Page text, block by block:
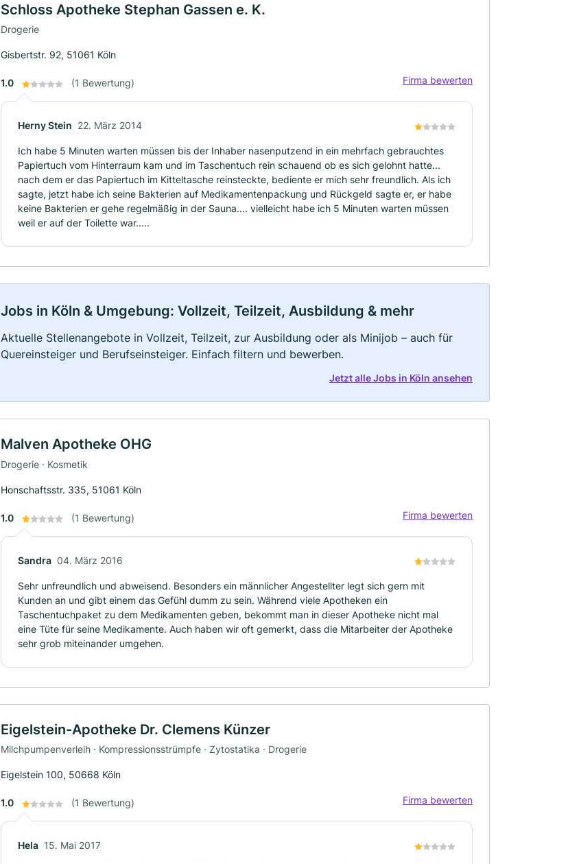
Schloss Apotheke Stephan Gassen e. K.
Drogerie
Gisbertstr. 92, 51061 Köln
1.0 (1 Bewertung) Firma bewerten
Herny Stein 22. März 2014
Ich habe 5 Minuten warten müssen bis der Inhaber nasenputzend in ein mehrfach gebrauchtes
Papiertuch vom Hinterraum kam und im Taschentuch rein schauend ob es sich gelohnt hatte...
nach dem er das Papiertuch im Kitteltasche reinsteckte, bediente er mich sehr freundlich. Als ich
sagte, jetzt habe ich seine Bakterien auf Medikamentenpackung und Rückgeld sagte er, er habe
keine Bakterien er gehe regelmäßig in der Sauna.... vielleicht habe ich 5 Minuten warten müssen
weil er auf der Toilette war.....
Jobs in Köln & Umgebung: Vollzeit, Teilzeit, Ausbildung & mehr
Aktuelle Stellenangebote in Vollzeit, Teilzeit, zur Ausbildung oder als Minijob – auch für
Quereinsteiger und Berufseinsteiger. Einfach filtern und bewerben.
Jetzt alle Jobs in Köln ansehen
Malven Apotheke OHG
Drogerie · Kosmetik
Honschaftsstr. 335, 51061 Köln
1.0 (1 Bewertung) Firma bewerten
Sandra 04. März 2016
Sehr unfreundlich und abweisend. Besonders ein männlicher Angestellter legt sich gern mit
Kunden an und gibt einem das Gefühl dumm zu sein. Während viele Apotheken ein
Taschentuchpaket zu dem Medikamenten geben, bekommt man in dieser Apotheke nicht mal
eine Tüte für seine Medikamente. Auch haben wir oft gemerkt, dass die Mitarbeiter der Apotheke
sehr grob miteinander umgehen.
Eigelstein-Apotheke Dr. Clemens Künzer
Milchpumpenverleih · Kompressionsstrümpfe · Zytostatika · Drogerie
Eigelstein 100, 50668 Köln
1.0 (1 Bewertung) Firma bewerten
Hela 15. Mai 2017